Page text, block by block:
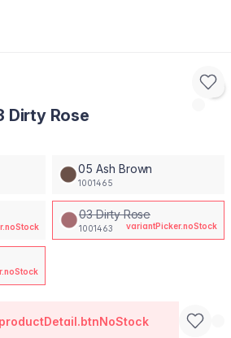
Dirty Rose
05 Ash Brown
1001465
03 Dirty Rose
1001463 variantPicker.noStock
productDetail.btnNoStock